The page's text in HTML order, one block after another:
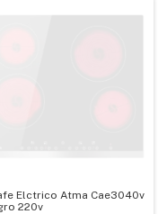
Elctrico Atma Cae3040v
220v